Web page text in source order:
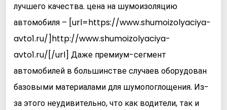
лучшего качества. цена на шумоизоляцию
автомобиля – [url=https://www.shumoizolyaciya-
avto1.ru/]http://www.shumoizolyaciya-
avto1.ru/[/url] Даже премиум-сегмент
автомобилей в большинстве случаев оборудован
базовыми материалами для шумопоглощения. Из-
за этого неудивительно, что как водители, так и